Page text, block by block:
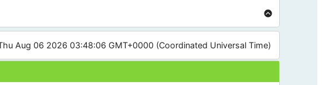
Aug 06 2026 03:48:06 GMT+0000 (Coordinated Universal Time)